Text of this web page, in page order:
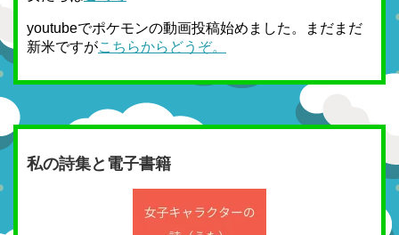
youtubeでポケモンの動画投稿始めました。まだまだ
新米ですがこちらからどうぞ。
私の詩集と電子書籍